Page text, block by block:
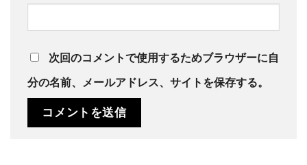
次回のコメントで使用するためブラウザーに自
分の名前、メールアドレス、サイトを保存する。